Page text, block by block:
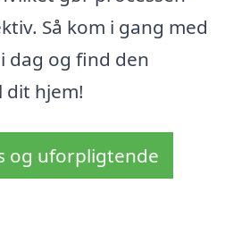
Så kom i gang med
dag og find den
dit hjem!
og uforpligtende